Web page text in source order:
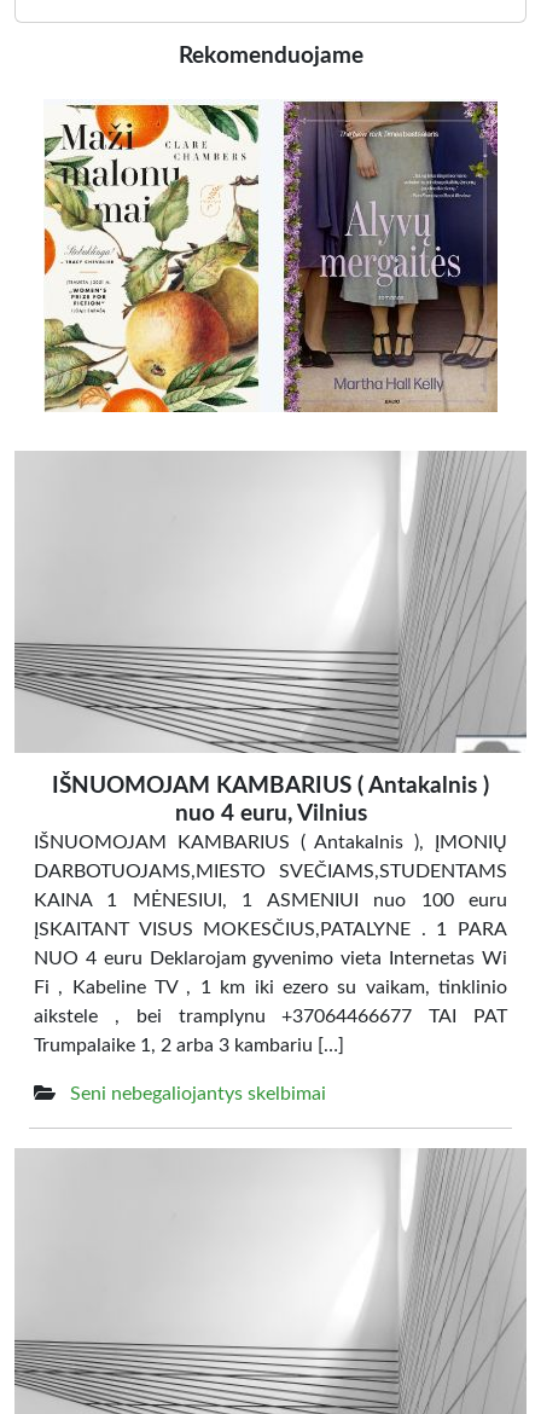
Rekomenduojame
IŠNUOMOJAM KAMBARIUS ( Antakalnis )
nuo 4 euru, Vilnius
IŠNUOMOJAM KAMBARIUS ( Antakalnis ), ĮMONIŲ
DARBOTUOJAMS,MIESTO SVEČIAMS,STUDENTAMS
KAINA 1 MĖNESIUI, 1 ASMENIUI nuo 100 euru
ĮSKAITANT VISUS MOKESČIUS,PATALYNE . 1 PARA
NUO 4 euru Deklarojam gyvenimo vieta Internetas Wi
Fi , Kabeline TV , 1 km iki ezero su vaikam, tinklinio
aikstele , bei tramplynu +37064466677 TAI PAT
Trumpalaike 1, 2 arba 3 kambariu […]
Seni nebegaliojantys skelbimai